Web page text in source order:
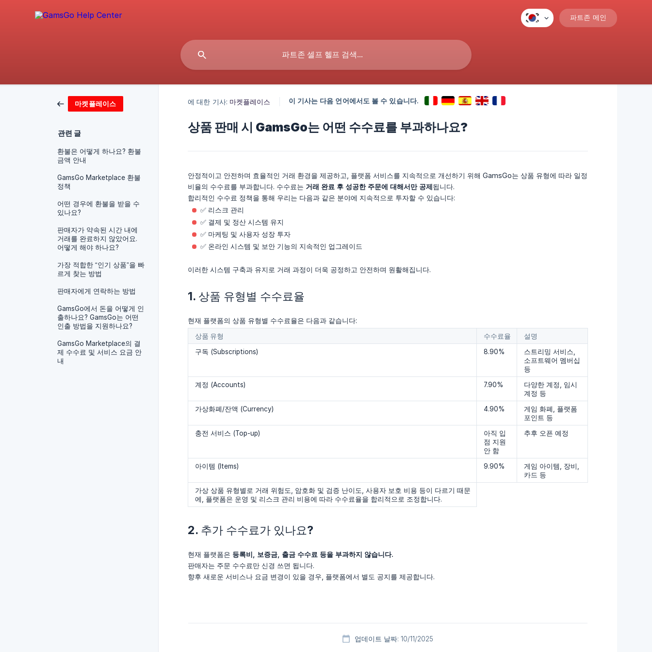
파트존 메인
마켓플레이스
관련 글
환불은 어떻게 하나요? 환불
금액 안내
GamsGo Marketplace 환불
정책
어떤 경우에 환불을 받을 수
있나요?
판매자가 약속된 시간 내에
거래를 완료하지 않았어요.
어떻게 해야 하나요?
가장 적합한 “인기 상품”을 빠
르게 찾는 방법
판매자에게 연락하는 방법
GamsGo에서 돈을 어떻게 인
출하나요? GamsGo는 어떤
인출 방법을 지원하나요?
GamsGo Marketplace의 결
제 수수료 및 서비스 요금 안
내
에 대한 기사: 마켓플레이스 이 기사는 다음 언어에서도 볼 수 있습니다.
상품 판매 시 GamsGo는 어떤 수수료를 부과하나요?
안정적이고 안전하며 효율적인 거래 환경을 제공하고, 플랫폼 서비스를 지속적으로 개선하기 위해 GamsGo는 상품 유형에 따라 일정
비율의 수수료를 부과합니다. 수수료는 거래 완료 후 성공한 주문에 대해서만 공제됩니다.
합리적인 수수료 정책을 통해 우리는 다음과 같은 분야에 지속적으로 투자할 수 있습니다:
✅ 리스크 관리
✅ 결제 및 정산 시스템 유지
✅ 마케팅 및 사용자 성장 투자
✅ 온라인 시스템 및 보안 기능의 지속적인 업그레이드
이러한 시스템 구축과 유지로 거래 과정이 더욱 공정하고 안전하며 원활해집니다.
1. 상품 유형별 수수료율
현재 플랫폼의 상품 유형별 수수료율은 다음과 같습니다:
상품 유형 수수료율
설명
구독 (Subscriptions)
8.90%
스트리밍 서비스,
소프트웨어 멤버십
등
계정 (Accounts)
7.90%
다양한 계정, 임시
계정 등
가상화폐/잔액 (Currency)
4.90%
게임 화폐, 플랫폼
포인트 등
충전 서비스 (Top-up)
아직 입
점 지원
안 함
추후 오픈 예정
아이템 (Items) 9.90%
게임 아이템, 장비,
카드 등
가상 상품 유형별로 거래 위험도, 암호화 및 검증 난이도, 사용자 보호 비용 등이 다르기 때문
에, 플랫폼은 운영 및 리스크 관리 비용에 따라 수수료율을 합리적으로 조정합니다.
2. 추가 수수료가 있나요?
현재 플랫폼은 등록비, 보증금, 출금 수수료 등을 부과하지 않습니다.
판매자는 주문 수수료만 신경 쓰면 됩니다.
향후 새로운 서비스나 요금 변경이 있을 경우, 플랫폼에서 별도 공지를 제공합니다.
업데이트 날짜: 10/11/2025